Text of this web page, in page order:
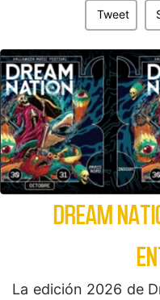
Tweet
DREAM
La edición 2026 de